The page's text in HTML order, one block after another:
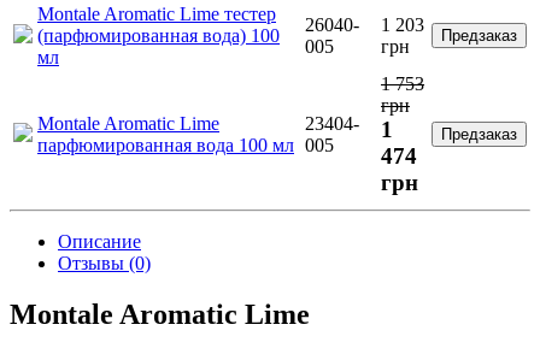
Montale Aromatic Lime тестер
(парфюмированная вода) 100
мл
26040-
005
1 203
грн
Предзаказ
Montale Aromatic Lime
парфюмированная вода 100 мл
23404-
005
1 753
грн
1
474
грн
Предзаказ
Описание
Отзывы (0)
Montale Aromatic Lime